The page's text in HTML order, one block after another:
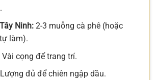
Ninh:2-3 muỗng cà phê (hoặc
làm).
Vài cọng để trang trí.
đủ để chiên ngập dầu.